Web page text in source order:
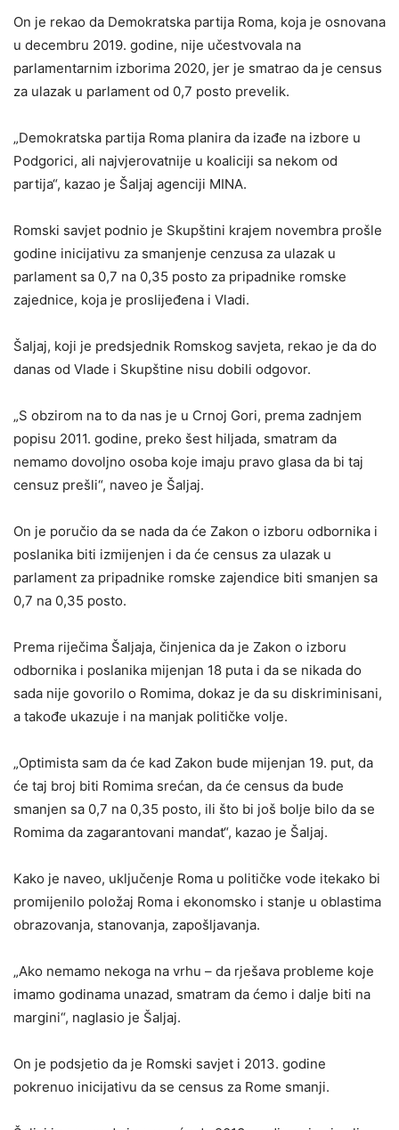
On je rekao da Demokratska partija Roma, koja je osnovana
u decembru 2019. godine, nije učestvovala na
parlamentarnim izborima 2020, jer je smatrao da je census
za ulazak u parlament od 0,7 posto prevelik.
„Demokratska partija Roma planira da izađe na izbore u
Podgorici, ali najvjerovatnije u koaliciji sa nekom od
partija“, kazao je Šaljaj agenciji MINA.
Romski savjet podnio je Skupštini krajem novembra prošle
godine inicijativu za smanjenje cenzusa za ulazak u
parlament sa 0,7 na 0,35 posto za pripadnike romske
zajednice, koja je proslijeđena i Vladi.
Šaljaj, koji je predsjednik Romskog savjeta, rekao je da do
danas od Vlade i Skupštine nisu dobili odgovor.
„S obzirom na to da nas je u Crnoj Gori, prema zadnjem
popisu 2011. godine, preko šest hiljada, smatram da
nemamo dovoljno osoba koje imaju pravo glasa da bi taj
censuz prešli“, naveo je Šaljaj.
On je poručio da se nada da će Zakon o izboru odbornika i
poslanika biti izmijenjen i da će census za ulazak u
parlament za pripadnike romske zajendice biti smanjen sa
0,7 na 0,35 posto.
Prema riječima Šaljaja, činjenica da je Zakon o izboru
odbornika i poslanika mijenjan 18 puta i da se nikada do
sada nije govorilo o Romima, dokaz je da su diskriminisani,
a takođe ukazuje i na manjak političke volje.
„Optimista sam da će kad Zakon bude mijenjan 19. put, da
će taj broj biti Romima srećan, da će census da bude
smanjen sa 0,7 na 0,35 posto, ili što bi još bolje bilo da se
Romima da zagarantovani mandat“, kazao je Šaljaj.
Kako je naveo, uključenje Roma u političke vode itekako bi
promijenilo položaj Roma i ekonomsko i stanje u oblastima
obrazovanja, stanovanja, zapošljavanja.
„Ako nemamo nekoga na vrhu – da rješava probleme koje
imamo godinama unazad, smatram da ćemo i dalje biti na
margini“, naglasio je Šaljaj.
On je podsjetio da je Romski savjet i 2013. godine
pokrenuo inicijativu da se census za Rome smanji.